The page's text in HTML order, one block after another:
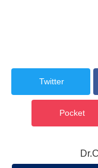
Twitter
Pocket